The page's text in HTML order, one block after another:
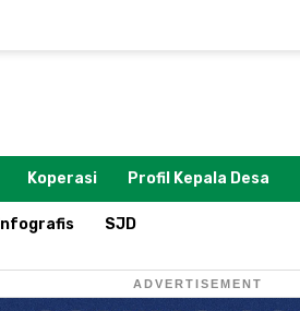
Koperasi Profil Kepala Desa
Infografis SJD
ADVERTISEMENT